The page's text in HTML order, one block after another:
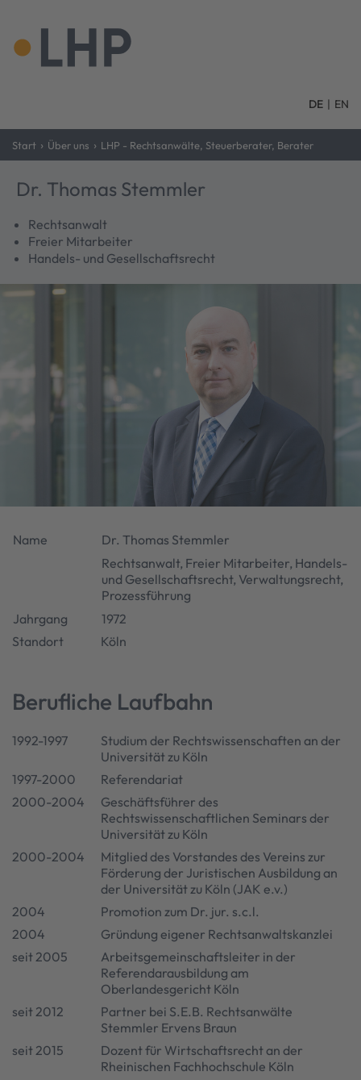
DE | EN
Start › Über uns › LHP - Rechtsanwälte, Steuerberater, Berater
Dr. Thomas Stemmler
Rechtsanwalt
Freier Mitarbeiter
Handels- und Gesellschaftsrecht
Name
Dr. Thomas Stemmler
Rechtsanwalt, Freier Mitarbeiter, Handels-
und Gesellschaftsrecht, Verwaltungsrecht,
Prozessführung
Jahrgang
1972
Standort
Köln
Berufliche Laufbahn
1992-1997
Studium der Rechtswissenschaften an der
Universität zu Köln
1997-2000
Referendariat
2000-2004
Geschäftsführer des
Rechtswissenschaftlichen Seminars der
Universität zu Köln
2000-2004
Mitglied des Vorstandes des Vereins zur
Förderung der Juristischen Ausbildung an
der Universität zu Köln (JAK e.v.)
2004
Promotion zum Dr. jur. s.c.l.
2004
Gründung eigener Rechtsanwaltskanzlei
seit 2005
Arbeitsgemeinschaftsleiter in der
Referendarausbildung am
Oberlandesgericht Köln
seit 2012
Partner bei S.E.B. Rechtsanwälte
Stemmler Ervens Braun
seit 2015
Dozent für Wirtschaftsrecht an der
Rheinischen Fachhochschule Köln